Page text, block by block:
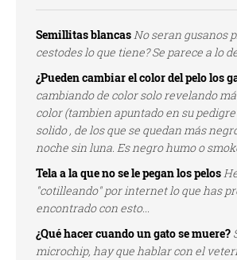
Semillitas blancasNo seran gusanos
cestodes lo que tiene? Se parece a lo
¿Pueden cambiar el color del pelo los
cambiando de color solo revelando
color (tambien apuntado en su
solido , de los que se quedan más
noche sin luna. Es negro humo o
Tela a la que no se le pegan los pelos
"cotilleando" por internet lo que has
encontrado con esto...
¿Qué hacer cuando un gato se muere?
microchip, hay que hablar con el